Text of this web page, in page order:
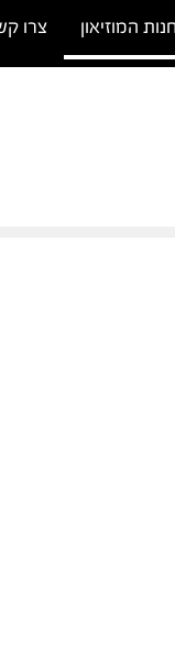
חנות המוזיאון צרו